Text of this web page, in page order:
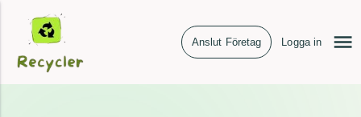
Anslut Företag Logga in